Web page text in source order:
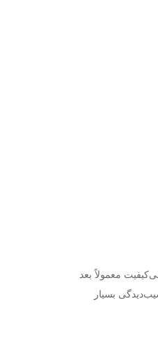
معمولاً بعد
بسیار